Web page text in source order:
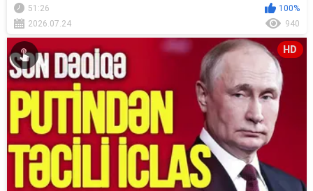
51:26
100%
2026.07.24
940
HD